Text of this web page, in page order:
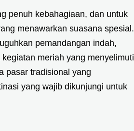
penuh kebahagiaan, dan untuk
menawarkan suasana spesial.
pemandangan indah,
meriah yang menyelimuti
pasar tradisional yang
yang wajib dikunjungi untuk